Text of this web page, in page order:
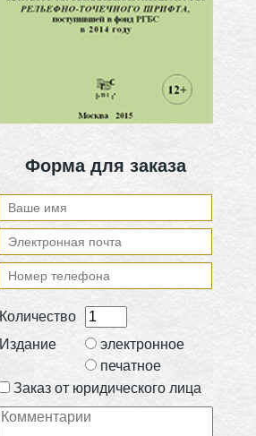
Форма для заказа
Количество
Издание
электронное
печатное
Заказ от юридического лица